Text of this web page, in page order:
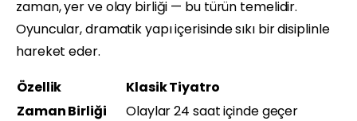
zaman, yer ve olay birliği — bu türün temelidir.
Oyuncular, dramatik yapı içerisinde sıkı bir disiplinle
hareket eder.
Özellik
Klasik Tiyatro
Zaman Birliği
Olaylar 24 saat içinde geçer